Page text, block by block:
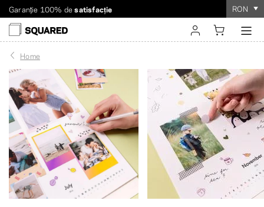
Livrare internațională. Livrare cu tarif redus pentru comenzi
de peste $60
Comanda durează
RON
register
Home